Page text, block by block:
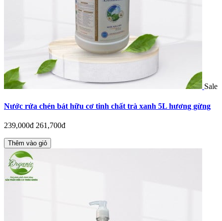
Sale
Nước rửa chén bát hữu cơ tinh chất trà xanh 5L hương gừng
239,000đ 261,700đ
Thêm vào giỏ